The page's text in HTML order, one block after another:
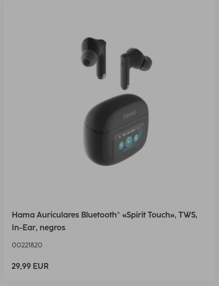
Hama Auriculares Bluetooth® «Spirit Touch», TWS,
In-Ear, negros
00221820
29,99 EUR